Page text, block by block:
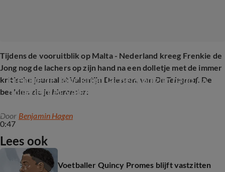
Tijdens de vooruitblik op Malta - Nederland kreeg Frenkie de
Jong nog de lachers op zijn hand na een dolletje met de immer
kritische journalist Valentijn Driessen, van De Telegraaf. De
beelden zie je hieronder:
0:47
Frenkie de Jong krijgt lachers op zijn hand na
dolletje met Valentijn Driessen
Door Benjamin Hagen
Lees ook
Voetballer Quincy Promes blijft vastzitten